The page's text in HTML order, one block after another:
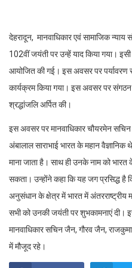
देहरादून, मानवाधिकार एवं सामाजिक
102वीं जयंती पर उन्हें याद किया गया।
आयोजित की गई। इस अवसर पर पर्यावरण
कार्यक्रम किया गया। इस अवसर पर
श्रद्धांजलि अर्पित की।
इस अवसर पर मानवाधिकार चौयरमेन
अंबालाल साराभाई भारत के महान वैज्ञानिक
माना जाता है। साथ ही उनके नाम को
सकता। उन्होंने कहा कि यह जग प्रसिद्ध है
अनुसंधान के क्षेत्र में भारत में अंतरराष्ट्रीय
सभी को उनकी जयंती पर शुभकामनाएं दी।
मानवाधिकार सचिन जैन, गौरव जैन,
में मौजूद रहे।